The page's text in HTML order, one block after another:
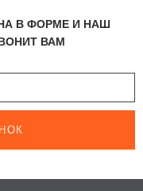
В ФОРМЕ И НАШ
ВАМ